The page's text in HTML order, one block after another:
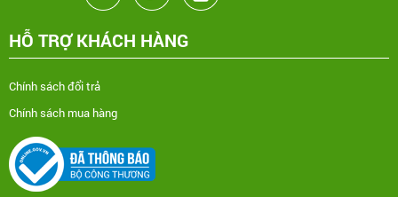
HỖ TRỢ KHÁCH HÀNG
Chính sách đổi trả
Chính sách mua hàng